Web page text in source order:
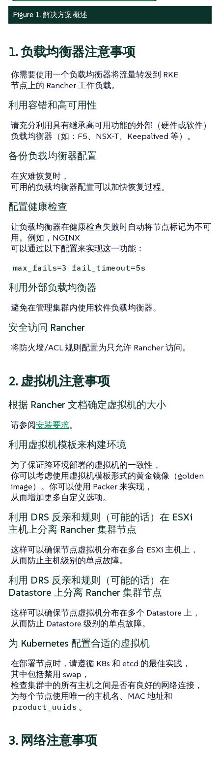
Figure 1. 解决方案概述
1. 负载均衡器注意事项
你需要使用一个负载均衡器将流量转发到 RKE
节点上的 Rancher 工作负载。
利用容错和高可用性
请充分利用具有继承高可用功能的外部（硬件或软件）
负载均衡器（如：F5、NSX-T、Keepalived 等）。
备份负载均衡器配置
在灾难恢复时，
可用的负载均衡器配置可以加快恢复过程。
配置健康检查
让负载均衡器在健康检查失败时自动将节点标记为不可
用。例如，NGINX
可以通过以下配置来实现这一功能：
max_fails=3 fail_timeout=5s
利用外部负载均衡器
避免在管理集群内使用软件负载均衡器。
安全访问 Rancher
将防火墙/ACL 规则配置为只允许 Rancher 访问。
2. 虚拟机注意事项
根据 Rancher 文档确定虚拟机的大小
请参阅安装要求。
利用虚拟机模板来构建环境
为了保证跨环境部署的虚拟机的一致性，
你可以考虑使用虚拟机模板形式的黄金镜像（golden
image）。你可以使用 Packer 来实现，
从而增加更多自定义选项。
利用 DRS 反亲和规则（可能的话）在 ESXi
主机上分离 Rancher 集群节点
这样可以确保节点虚拟机分布在多台 ESXi 主机上，
从而防止主机级别的单点故障。
利用 DRS 反亲和规则（可能的话）在
Datastore 上分离 Rancher 集群节点
这样可以确保节点虚拟机分布在多个 Datastore 上，
从而防止 Datastore 级别的单点故障。
为 Kubernetes 配置合适的虚拟机
在部署节点时，请遵循 K8s 和 etcd 的最佳实践，
其中包括禁用 swap，
检查集群中的所有主机之间是否有良好的网络连接，
为每个节点使用唯一的主机名、MAC 地址和
product_uuids 。
3. 网络注意事项